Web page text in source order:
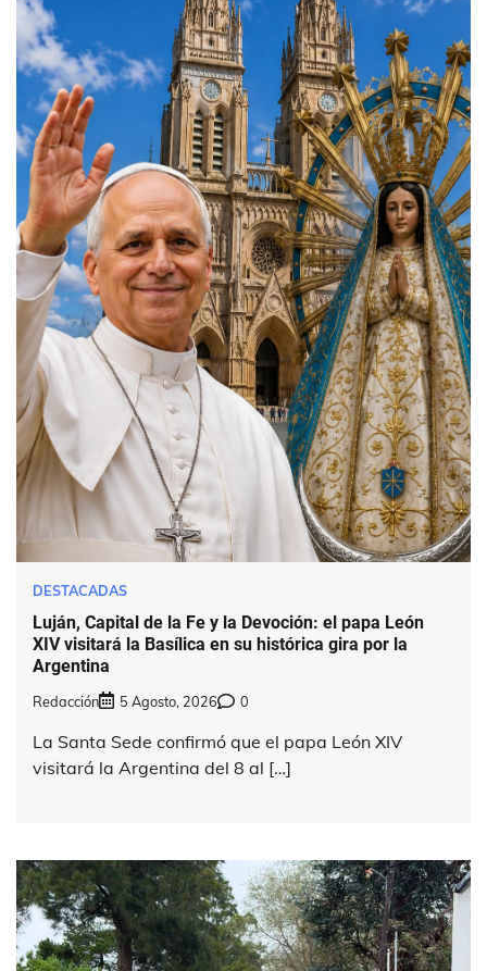
DESTACADAS
Luján, Capital de la Fe y la Devoción: el papa León
XIV visitará la Basílica en su histórica gira por la
Argentina
Redacción 5 Agosto, 2026 0
La Santa Sede confirmó que el papa León XIV
visitará la Argentina del 8 al […]